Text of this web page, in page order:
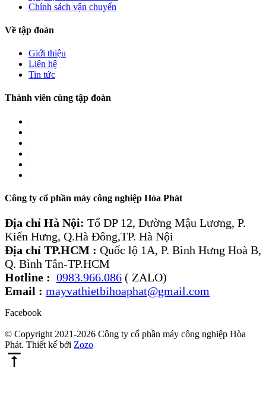
Chính sách vận chuyển
Về tập đoàn
Giới thiệu
Liên hệ
Tin tức
Thành viên cùng tập đoàn
Công ty cổ phần máy công nghiệp Hòa Phát
Địa chỉ Hà Nội: Tổ DP 12, Đường Mậu Lương, P.
Kiến Hưng, Q.Hà Đông,TP. Hà Nội
Địa chỉ TP.HCM : Quốc lộ 1A, P. Bình Hưng Hoà B,
Q. Bình Tân-TP.HCM
Hotline : 0983.966.086 ( ZALO)
Email : mayvathietbihoaphat@gmail.com
Facebook
© Copyright 2021-2026 Công ty cổ phần máy công nghiệp Hòa
Phát. Thiết kế bởi Zozo